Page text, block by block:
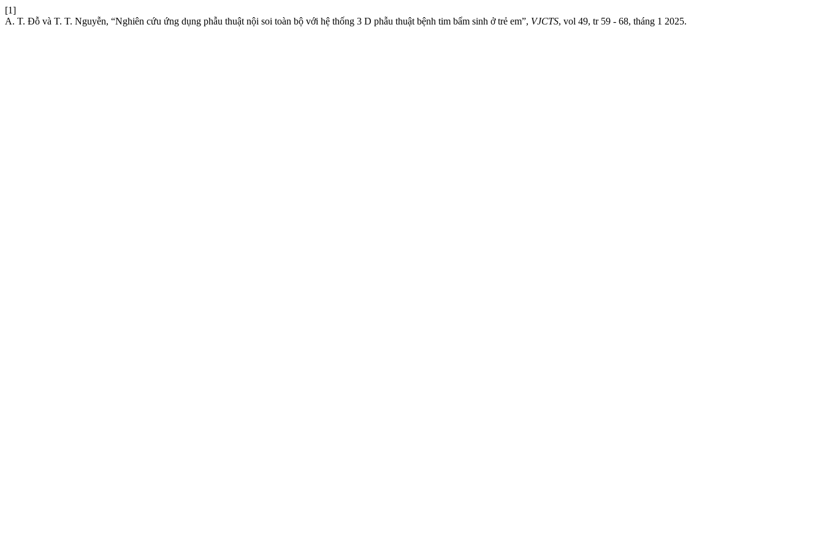
[1]
A. T. Đỗ và T. T. Nguyễn, “Nghiên cứu ứng dụng phẫu thuật nội soi toàn bộ với hệ thống 3 D phẫu thuật bệnh tim bẩm sinh ở trẻ em”, VJCTS, vol 49, tr 59 - 68, tháng 1 2025.